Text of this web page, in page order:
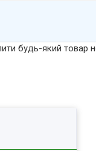
будь-який товар